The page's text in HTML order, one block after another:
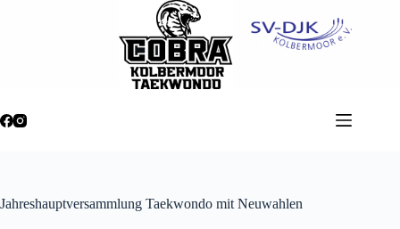
Jahreshauptversammlung Taekwondo mit Neuwahlen